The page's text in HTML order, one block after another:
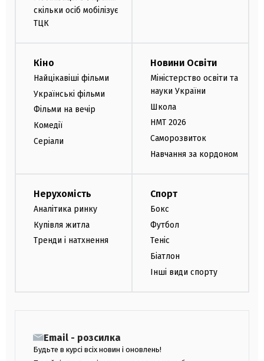
скільки осіб мобілізує
ТЦК
Кіно
Найцікавіші фільми
Українські фільми
Фільми на вечір
Комедії
Серіали
Новини Освіти
Міністерство освіти та
науки України
Школа
НМТ 2026
Саморозвиток
Навчання за кордоном
Нерухомість
Аналітика ринку
Купівля житла
Тренди і натхнення
Спорт
Бокс
Футбол
Теніс
Біатлон
Інші види спорту
Email - розсилка
Будьте в курсі всіх новин і оновлень!